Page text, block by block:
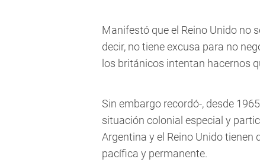
Manifestó que el Reino Unido
decir, no tiene excusa para no
los británicos intentan hacernos
Sin embargo recordó-, desde
situación colonial especial y
Argentina y el Reino Unido
pacífica y permanente.